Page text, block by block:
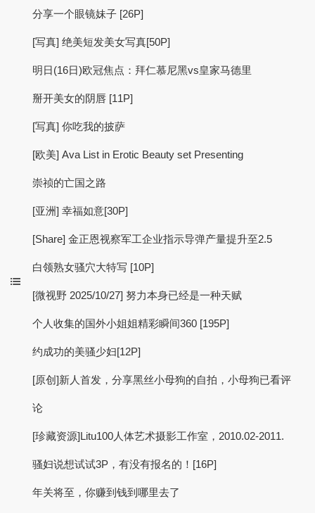
分享一个眼镜妹子 [26P]
[写真] 绝美短发美女写真[50P]
明日(16日)欧冠焦点：拜仁慕尼黑vs皇家马德里
掰开美女的阴唇 [11P]
[写真] 你吃我的披萨
[欧美] Ava List in Erotic Beauty set Presenting
崇祯的亡国之路
[亚洲] 幸福如意[30P]
[Share] 金正恩视察军工企业指示导弹产量提升至2.5
白领熟女骚穴大特写 [10P]
[微视野 2025/10/27] 努力本身已经是一种天赋
个人收集的国外小姐姐精彩瞬间360 [195P]
约成功的美骚少妇[12P]
[原创]新人首发，分享黑丝小母狗的自拍，小母狗已看评
论
[珍藏资源]Litu100人体艺术摄影工作室，2010.02-2011.
骚妇说想试试3P，有没有报名的！[16P]
年关将至，你赚到钱到哪里去了